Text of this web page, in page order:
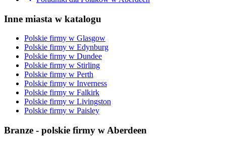
Inne miasta w katalogu
Polskie firmy w Glasgow
Polskie firmy w Edynburg
Polskie firmy w Dundee
Polskie firmy w Stirling
Polskie firmy w Perth
Polskie firmy w Inverness
Polskie firmy w Falkirk
Polskie firmy w Livingston
Polskie firmy w Paisley
Branze - polskie firmy w Aberdeen